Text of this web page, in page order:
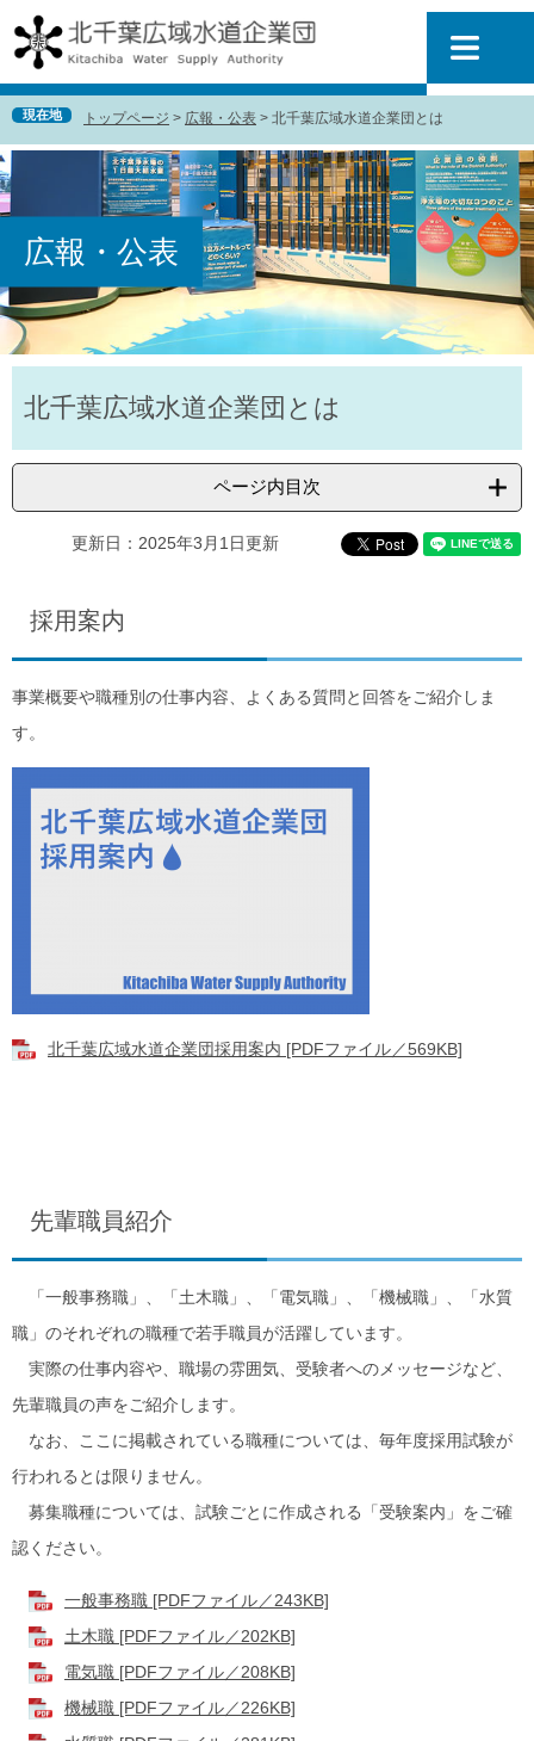
ー
ジ
の
先
で
す
。
ニ
ュ
ー
を
ば
し
て
へ
現在地 トップページ > 広報・公表 > 北千葉広域水道企業団とは
広報・公表
文北千葉広域水道企業団とは
ページ内目次
更新日：2025年3月1日更新
採用案内
事業概要や職種別の仕事内容、よくある質問と回答をご紹介しま
す。
北千葉広域水道企業団採用案内 [PDFファイル／569KB]
先輩職員紹介
「一般事務職」、「土木職」、「電気職」、「機械職」、「水質
職」のそれぞれの職種で若手職員が活躍しています。
実際の仕事内容や、職場の雰囲気、受験者へのメッセージなど、
先輩職員の声をご紹介します。
なお、ここに掲載されている職種については、毎年度採用試験が
行われるとは限りません。
募集職種については、試験ごとに作成される「受験案内」をご確
認ください。
一般事務職 [PDFファイル／243KB]
土木職 [PDFファイル／202KB]
電気職 [PDFファイル／208KB]
機械職 [PDFファイル／226KB]